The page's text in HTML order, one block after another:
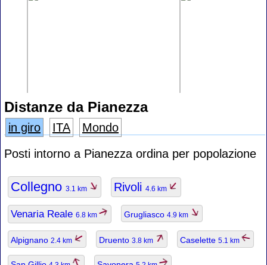
Distanze da Pianezza
in giro ITA
Mondo
Posti intorno a Pianezza ordina per popolazione
Collegno 3.1 km Rivoli 4.6 km
Venaria Reale 6.8 km Grugliasco 4.9 km
Alpignano 2.4 km Druento 3.8 km Caselette 5.1 km